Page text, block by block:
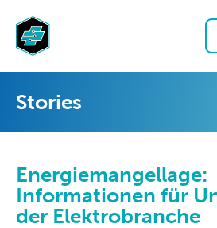
Stories
Energiemangellage:
Informationen für
der Elektrobranche